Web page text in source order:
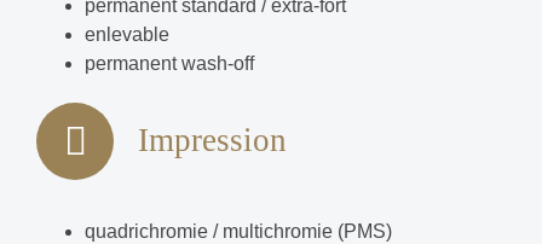
permanent standard / extra-fort
enlevable
permanent wash-off
Impression
quadrichromie / multichromie (PMS)